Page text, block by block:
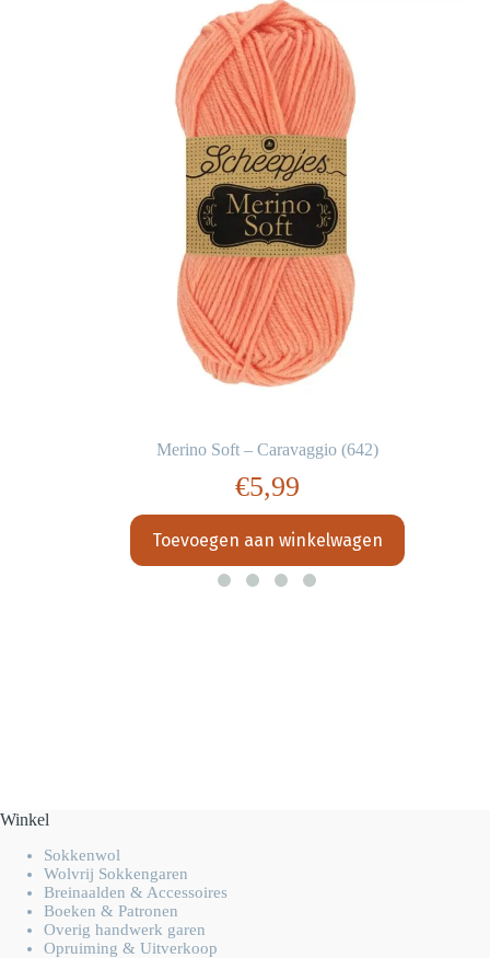
Merino Soft – Caravaggio (642)
€5,99
Toevoegen aan winkelwagen
Winkel
Sokkenwol
Wolvrij Sokkengaren
Breinaalden & Accessoires
Boeken & Patronen
Overig handwerk garen
Opruiming & Uitverkoop